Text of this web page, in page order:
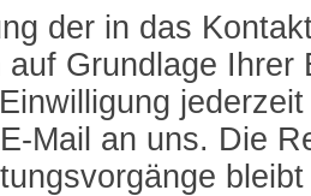
der in das
Grundlage
Mail an uns. Die